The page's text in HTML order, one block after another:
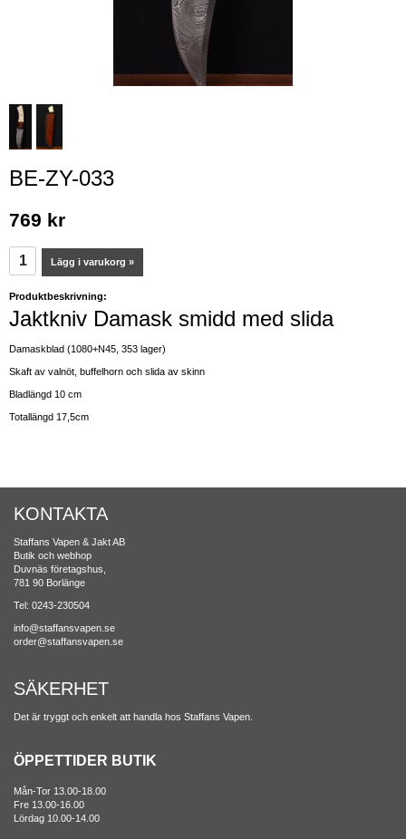
BE-ZY-033
769 kr
Lägg i varukorg »
Produktbeskrivning:
Jaktkniv Damask smidd med slida
Damaskblad (1080+N45, 353 lager)
Skaft av valnöt, buffelhorn och slida av skinn
Bladlängd 10 cm
Totallängd 17,5cm
KONTAKTA
Staffans Vapen & Jakt AB
Butik och webhop
Duvnäs företagshus,
781 90 Borlänge
Tel: 0243-230504
info@staffansvapen.se
order@staffansvapen.se
SÄKERHET
Det är tryggt och enkelt att handla hos Staffans Vapen.
ÖPPETTIDER BUTIK
Mån-Tor 13.00-18.00
Fre 13.00-16.00
Lördag 10.00-14.00